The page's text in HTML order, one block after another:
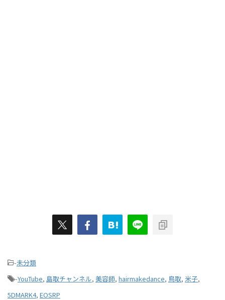
-未分類
-YouTube, 島取チャンネル, 美容師, hairmakedance, 鳥取, 米子,
5DMARK4, EOSRP